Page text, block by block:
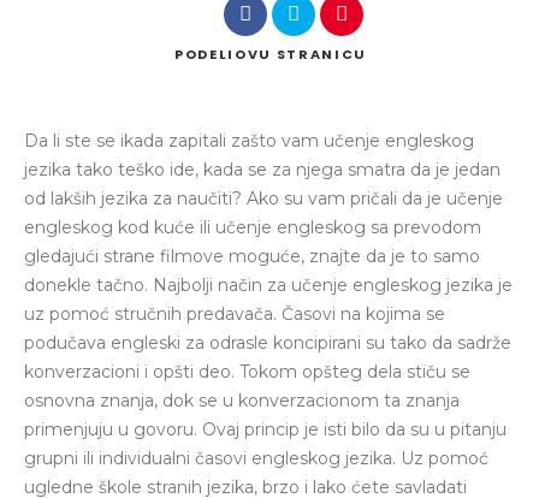
PODELI OVU STRANICU
Da li ste se ikada zapitali zašto vam učenje engleskog
jezika tako teško ide, kada se za njega smatra da je jedan
od lakših jezika za naučiti? Ako su vam pričali da je učenje
engleskog kod kuće ili učenje engleskog sa prevodom
gledajući strane filmove moguće, znajte da je to samo
donekle tačno. Najbolji način za učenje engleskog jezika je
uz pomoć stručnih predavača. Časovi na kojima se
podučava engleski za odrasle koncipirani su tako da sadrže
konverzacioni i opšti deo. Tokom opšteg dela stiču se
osnovna znanja, dok se u konverzacionom ta znanja
primenjuju u govoru. Ovaj princip je isti bilo da su u pitanju
grupni ili individualni časovi engleskog jezika. Uz pomoć
ugledne škole stranih jezika, brzo i lako ćete savladati